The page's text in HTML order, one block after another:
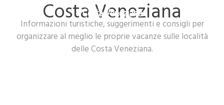
Costa Veneziana
Informazioni turistiche, suggerimenti e consigli per
organizzare al meglio le proprie vacanze sulle località
delle Costa Veneziana.
Costa Veneziana